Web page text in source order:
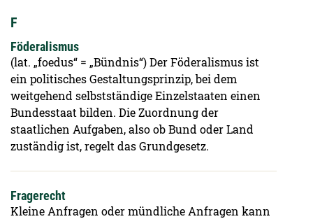
F
Föderalismus
(lat. „foedus“ = „Bündnis“) Der Föderalismus ist
ein politisches Gestaltungsprinzip, bei dem
weitgehend selbstständige Einzelstaaten einen
Bundesstaat bilden. Die Zuordnung der
staatlichen Aufgaben, also ob Bund oder Land
zuständig ist, regelt das Grundgesetz.
Fragerecht
Kleine Anfragen oder mündliche Anfragen kann